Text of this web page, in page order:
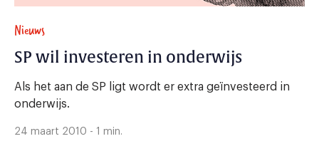
Nieuws
SP wil investeren in onderwijs
Als het aan de SP ligt wordt er extra geïnvesteerd in
onderwijs.
24 maart 2010 - 1 min.